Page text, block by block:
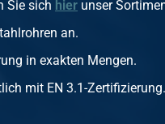
Sie sich hier unser
an.
in exakten Mengen.
mit EN 3.1-Zertifizierung.